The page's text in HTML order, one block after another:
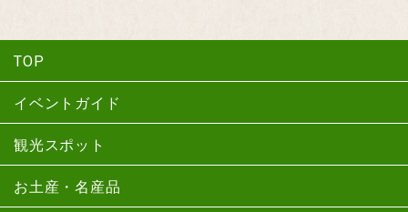
TOP
イベントガイド
観光スポット
お土産・名産品